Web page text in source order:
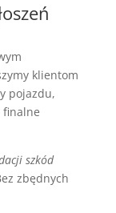
klientom
pojazdu,
finalne
szkód
zbędnych